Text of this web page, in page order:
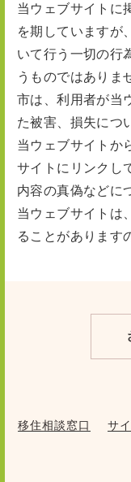
当ウェブサイトに
を期していますが
いて行う一切の行
うものではありま
市は、利用者が当
た被害、損失につ
当ウェブサイトか
サイトにリンクし
内容の真偽などに
当ウェブサイトは
ることがあります
移住相談窓口 サ